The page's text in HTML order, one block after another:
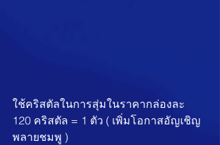
ใช้คริสตัลในการสุ่มในราคากล่องละ
120 คริสตัล = 1 ตัว ( เพิ่มโอกาสอัญเชิญ
พลายชมพู )